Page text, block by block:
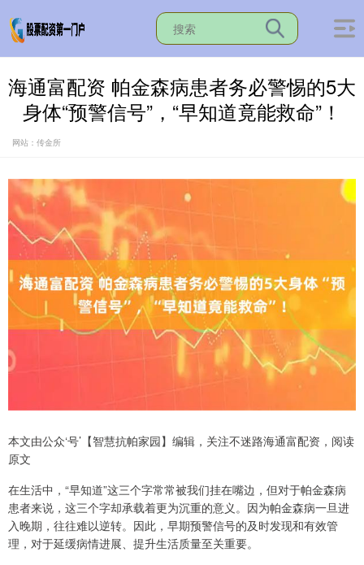
海通富配资 帕金森病患者务必警惕的5大
身体“预警信号”，“早知道竟能救命”！
网站：传金所
本文由公众‘号’【智慧抗帕家园】编辑，关注不迷路海通富配资，阅读
原文
在生活中，“早知道”这三个字常常被我们挂在嘴边，但对于帕金森病
患者来说，这三个字却承载着更为沉重的意义。因为帕金森病一旦进
入晚期，往往难以逆转。因此，早期预警信号的及时发现和有效管
理，对于延缓病情进展、提升生活质量至关重要。